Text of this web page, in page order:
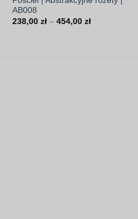
AB008
238,00 zł – 454,00 złZakres